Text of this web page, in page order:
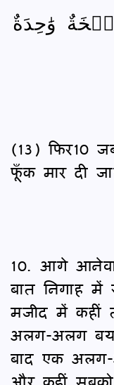
وَٰحِدَةٌ
(13) फिर10
फूँक मार दी
10. आगे
बात निगाह में
मजीद में कहीं
अलग-अलग
बाद एक